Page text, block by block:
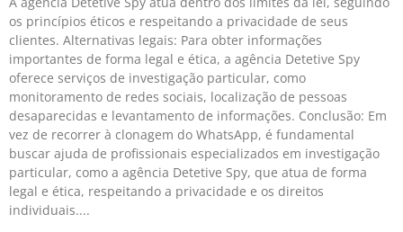
os princípios éticos e respeitando a privacidade de seus
clientes. Alternativas legais: Para obter informações
importantes de forma legal e ética, a agência Detetive Spy
oferece serviços de investigação particular, como
monitoramento de redes sociais, localização de pessoas
desaparecidas e levantamento de informações. Conclusão: Em
vez de recorrer à clonagem do WhatsApp, é fundamental
buscar ajuda de profissionais especializados em investigação
particular, como a agência Detetive Spy, que atua de forma
legal e ética, respeitando a privacidade e os direitos
individuais.